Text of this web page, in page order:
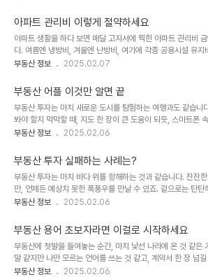
이 열리면 돈이 흐른다교통망의 확장은 부동산 가치 상승의 가
역, 고속도로, 광역 교통망이 생기면 그 지역의 접근성이 좋아
가로 이어집니다.✔️ 주목할 호재:신규 지하철 노선 개통 예정
역버스 노선 추가 및 환승센터 설립✔️ 활용법: 교통 개발 계획
아파트 관리비 이렇게 절약하세요
아파트 생활을 하다 보면 매달 고지서에 찍힌 아파트 관리비
다. 여름엔 냉방비, 겨울엔 난방비, 여기에 각종 공용시설 유지
어나는 관리비가 부담스럽게 느껴지죠. 하지만 조금만 신경 쓰
개할게요. 아파트 관리비 절약 방법 총정리1. 전기세 절약: 작
전기는 우리 생활에서 필수지만, 낭비되는 경우가 많습니다.
효율적인 사용 습관을 들이면 전기세 절감에 큰 도움이 됩니
자기기의 플러그 뽑기LED 전구로 교체하기냉장고, 에어컨
부동산 정보 2025.02.07
부동산 어플 이것만 알면 끝
부동산 투자는 마치 새로운 도시를 탐험하는 여행과도 같습니
봐야 할지 막막할 때, 지도 한 장이 큰 도움이 되듯, 스마트폰
든한 가이드가 되어줍니다. 오늘은 부동산 거래와 투자에 꼭 필
이션직방은 부동산 정보를 찾을 때 가장 먼저 떠오르는 어플 중
피스텔, 원룸 등 다양한 매물 정보를 제공하며, 실거래가와 시
점입니다.✔️ 특징:실시간 매물 정보 업데이트VR(가상현실)로
와 중개 매물 모두 확인 가능✔️ 활용법: 매물 검색 시 필터 기
부동산 정보 2025.02.06
부동산 투자 실패하는 사례는?
부동산 투자는 마치 바다 위를 항해하는 것과 같습니다. 잔잔
만, 언제든 예상치 못한 폭풍우를 만날 수 있죠. 겉으로는 탄탄
나로 큰 손실로 이어질 수 있습니다. 오늘은 부동산 투자 실패
인한 실패친구나 지인의 말만 믿고 투자를 결정하는 경우, 흔
패의 지름길입니다.사례: 김 씨는 친구의 추천으로 A 지역 재
개발이 지연되면서 자금이 묶이고 결국 손해를 보았습니다.해
한 사전 조사가 필수입니다. 개발 계획, 지역 가치, 법적 문제
부동산 정보 2025.02.06
부동산 용어 초보자라면 이걸로 시작하세요
부동산에 첫발을 들여놓는 순간, 마치 낯선 나라에 온 것 같은
말 같지만 나만 모르는 언어를 쓰는 것 같고, 계약서 한 장 넘
앞에 펼쳐집니다. 오늘은 그런 여러분을 위해 부동산 용어의 세
부동산 정보 2025.02.06